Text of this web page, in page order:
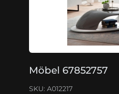
Möbel 67852757
SKU: A012217